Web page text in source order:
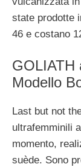
state prodotte
46 e costano
GOLIATH
Modello
Last but not
ultrafemminili
momento,
suède. Sono